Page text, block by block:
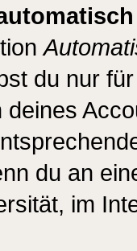
du nur
du an
im